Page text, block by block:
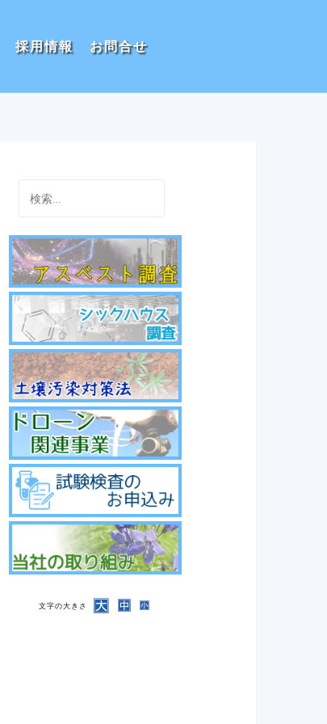
採用情報 お問合せ
索:
文字の大きさ